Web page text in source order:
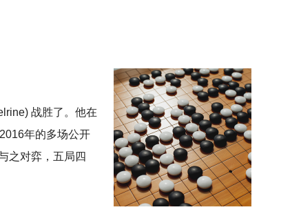
战胜了。他在
年的多场公开
之对弈，五局四